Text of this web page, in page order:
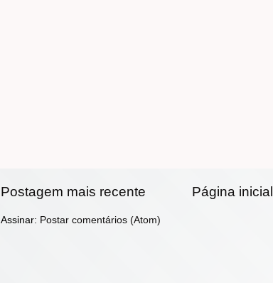
Postagem mais recente Página inicial
Assinar: Postar comentários (Atom)